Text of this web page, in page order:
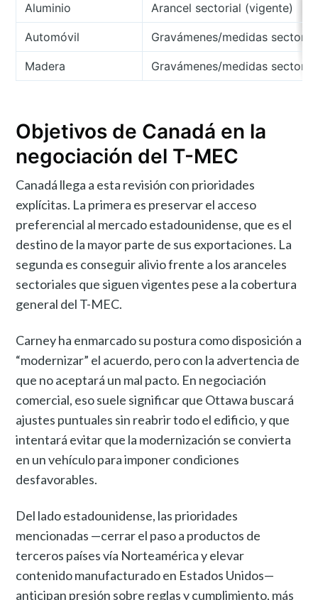
Aluminio Arancel sectorial (vigente)
Automóvil Gravámenes/medidas
Madera Gravámenes/medidas
Objetivos de Canadá en la
negociación del T-MEC
Canadá llega a esta revisión con prioridades
explícitas. La primera es preservar el acceso
preferencial al mercado estadounidense, que es el
destino de la mayor parte de sus exportaciones. La
segunda es conseguir alivio frente a los aranceles
sectoriales que siguen vigentes pese a la cobertura
general del T-MEC.
Carney ha enmarcado su postura como disposición a
“modernizar” el acuerdo, pero con la advertencia de
que no aceptará un mal pacto. En negociación
comercial, eso suele significar que Ottawa buscará
ajustes puntuales sin reabrir todo el edificio, y que
intentará evitar que la modernización se convierta
en un vehículo para imponer condiciones
desfavorables.
Del lado estadounidense, las prioridades
mencionadas —cerrar el paso a productos de
terceros países vía Norteamérica y elevar
contenido manufacturado en Estados Unidos—
anticipan presión sobre reglas y cumplimiento, más